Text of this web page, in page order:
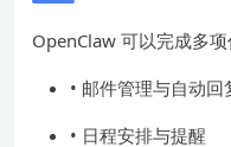
OpenClaw 可以完成多项
• 邮件管理与自动回
• 日程安排与提醒